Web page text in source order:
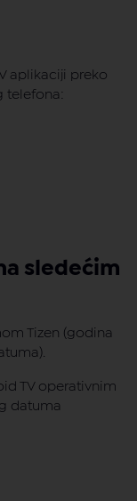
aplikaciji preko
telefona:
sledećim
Tizen (godina
TV operativnim
datuma